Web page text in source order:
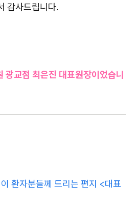
감사드립니다.
광교점 최은진 대표원장이었습니
환자분들께 드리는 편지 <대표